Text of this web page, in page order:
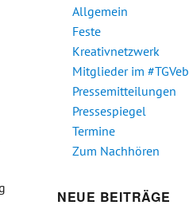
Allgemein
Feste
Kreativnetzwerk
Mitglieder im #TGVeb
Pressemitteilungen
Pressespiegel
Termine
Zum Nachhören
NEUE BEITRÄGE